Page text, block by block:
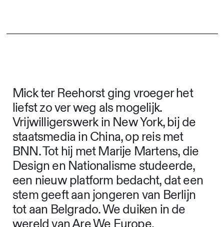
Mick ter Reehorst ging vroeger het
liefst zo ver weg als mogelijk.
Vrijwilligerswerk in New York, bij de
staatsmedia in China, op reis met
BNN. Tot hij met Marije Martens, die
Design en Nationalisme studeerde,
een nieuw platform bedacht, dat een
stem geeft aan jongeren van Berlijn
tot aan Belgrado. We duiken in de